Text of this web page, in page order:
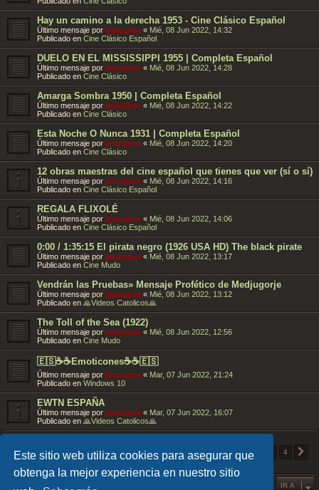
Este sitio web utiliza cookies para asegurar que
obtenga la mejor experiencia en nuestro sitio
Hay un camino a la derecha 1953 - Cine Clásico Español
Último mensaje por jesusjose « Mié, 08 Jun 2022, 14:32
Publicado en Cine Clásico Español
DUELO EN EL MISSISSIPPI 1955 | Completa Español
Último mensaje por jesusjose « Mié, 08 Jun 2022, 14:28
Publicado en Cine Clásico
Amarga Sombra 1950 | Completa Español
Último mensaje por jesusjose « Mié, 08 Jun 2022, 14:22
Publicado en Cine Clásico
Esta Noche O Nunca 1931 | Completa Español
Último mensaje por jesusjose « Mié, 08 Jun 2022, 14:20
Publicado en Cine Clásico
12 obras maestras del cine español que tienes que ver (sí o sí)
Último mensaje por jesusjose « Mié, 08 Jun 2022, 14:16
Publicado en Cine Clásico Español
REGALA FLIXOLÉ
Último mensaje por jesusjose « Mié, 08 Jun 2022, 14:06
Publicado en Cine Clásico Español
0:00 / 1:35:15 El pirata negro (1926 USA HD) The black pirate
Último mensaje por jesusjose « Mié, 08 Jun 2022, 13:17
Publicado en Cine Mudo
Vendrán las Pruebas» Mensaje Profético de Medjugorje
Último mensaje por jesusjose « Mié, 08 Jun 2022, 13:12
Publicado en 🙏Videos Catolicos🙏
The Toll of the Sea (1922)
Último mensaje por jesusjose « Mié, 08 Jun 2022, 12:56
Publicado en Cine Mudo
🇪🇸☕️☕️Emoticones☕️☕️🇪🇸
Último mensaje por jesusjose « Mar, 07 Jun 2022, 21:24
Publicado en Windows 10
EWTN ESPAÑA
Último mensaje por jesusjose « Mar, 07 Jun 2022, 16:07
Publicado en 🙏Videos Catolicos🙏
Se encontraron 85 coincidencias 1 4
IR A